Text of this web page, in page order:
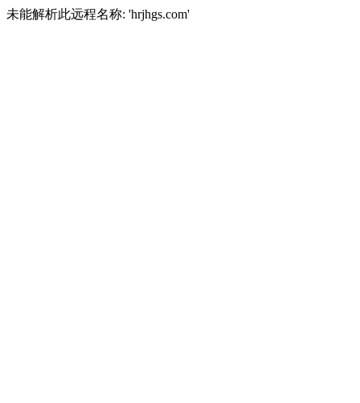
未能解析此远程名称: 'hrjhgs.com'